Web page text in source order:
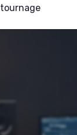
tournage